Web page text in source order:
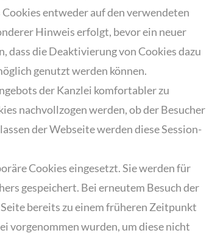
entweder auf den verwendeten
Hinweis erfolgt, bevor ein neuer
dass die Deaktivierung von Cookies dazu
genutzt werden können.
der Kanzlei komfortabler zu
nachvollzogen werden, ob der Besucher
der Webseite werden diese Session-
Cookies eingesetzt. Sie werden für
gespeichert. Bei erneutem Besuch der
bereits zu einem früheren Zeitpunkt
vorgenommen wurden, um diese nicht